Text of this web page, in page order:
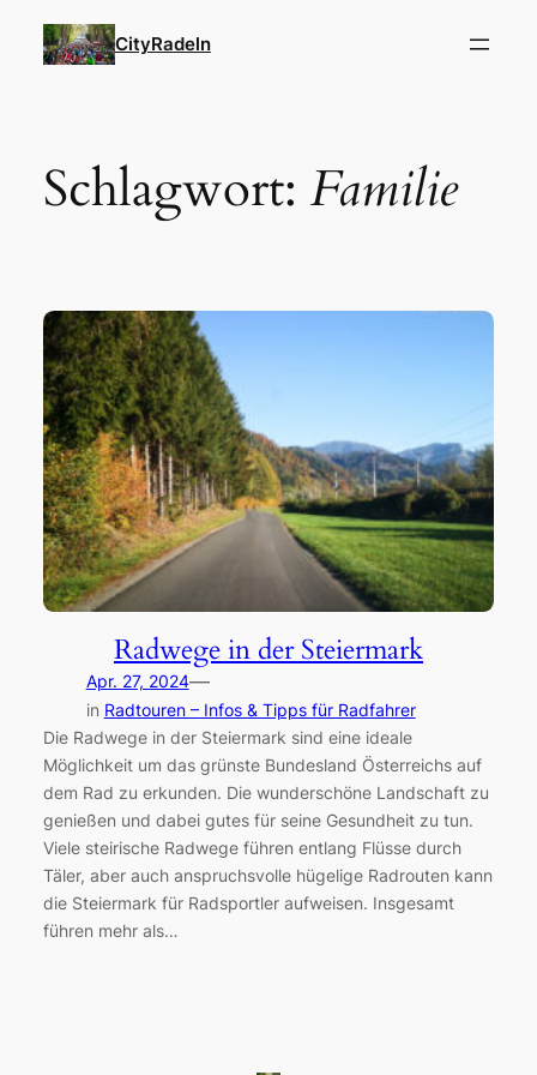
Inhalt
CityRadeln
Schlagwort: Familie
Radwege in der Steiermark
Apr. 27, 2024—
in Radtouren – Infos & Tipps für Radfahrer
Die Radwege in der Steiermark sind eine ideale
Möglichkeit um das grünste Bundesland Österreichs auf
dem Rad zu erkunden. Die wunderschöne Landschaft zu
genießen und dabei gutes für seine Gesundheit zu tun.
Viele steirische Radwege führen entlang Flüsse durch
Täler, aber auch anspruchsvolle hügelige Radrouten kann
die Steiermark für Radsportler aufweisen. Insgesamt
führen mehr als…